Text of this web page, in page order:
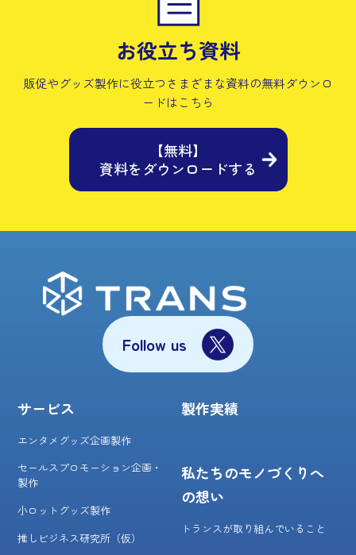
お役立ち資料
販促やグッズ製作に役立つさまざまな資料の無料ダウンロ
ードはこちら
【無料】
資料をダウンロードする
Follow us
サービス
エンタメグッズ企画製作
セールスプロモーション企画・
製作
小ロットグッズ製作
推しビジネス研究所（仮）
製作実績
私たちのモノづくりへ
の想い
トランスが取り組んでいること